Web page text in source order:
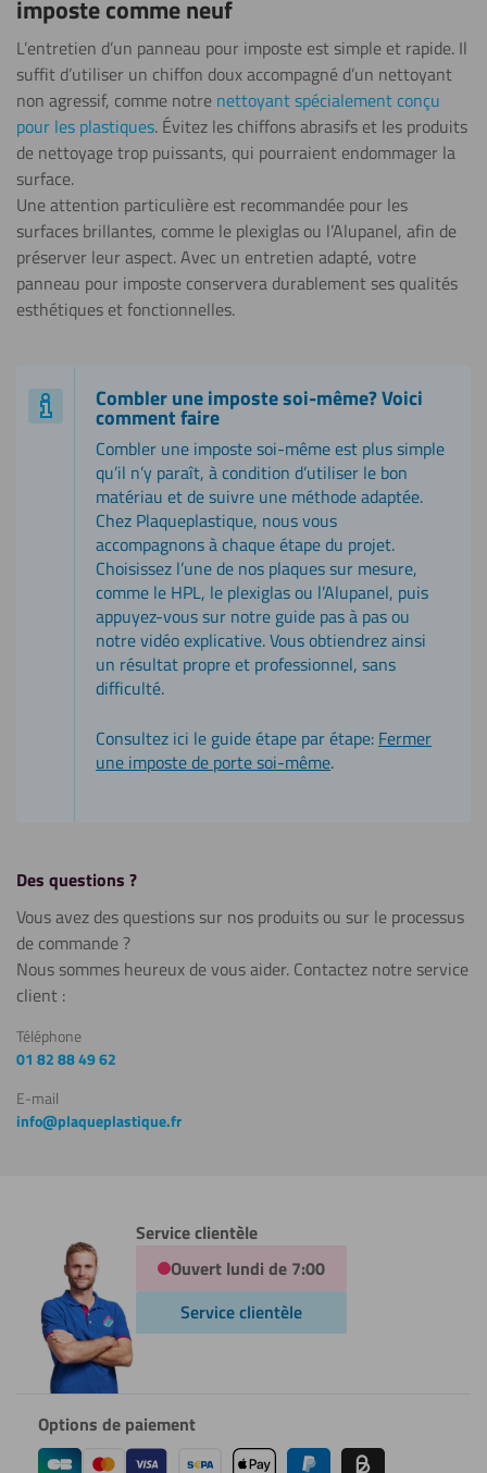
imposte comme neuf
L’entretien d’un panneau pour imposte est simple et rapide. Il
suffit d’utiliser un chiffon doux accompagné d’un nettoyant
non agressif, comme notre nettoyant spécialement conçu
pour les plastiques. Évitez les chiffons abrasifs et les produits
de nettoyage trop puissants, qui pourraient endommager la
surface.
Une attention particulière est recommandée pour les
surfaces brillantes, comme le plexiglas ou l’Alupanel, afin de
préserver leur aspect. Avec un entretien adapté, votre
panneau pour imposte conservera durablement ses qualités
esthétiques et fonctionnelles.
Combler une imposte soi-même? Voici
comment faire
Combler une imposte soi-même est plus simple
qu’il n’y paraît, à condition d’utiliser le bon
matériau et de suivre une méthode adaptée.
Chez Plaqueplastique, nous vous
accompagnons à chaque étape du projet.
Choisissez l’une de nos plaques sur mesure,
comme le HPL, le plexiglas ou l’Alupanel, puis
appuyez-vous sur notre guide pas à pas ou
notre vidéo explicative. Vous obtiendrez ainsi
un résultat propre et professionnel, sans
difficulté.
Consultez ici le guide étape par étape: Fermer
une imposte de porte soi-même.
Des questions ?
Vous avez des questions sur nos produits ou sur le processus
de commande ?
Nous sommes heureux de vous aider. Contactez notre service
client :
Téléphone
01 82 88 49 62
E-mail
info@plaqueplastique.fr
Service clientèle
Ouvert lundi de 7:00
Service clientèle
Options de paiement